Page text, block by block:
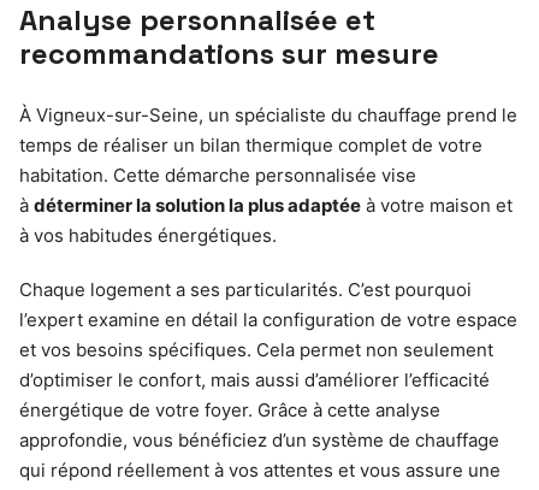
Analyse personnalisée et
recommandations sur mesure
À Vigneux-sur-Seine, un spécialiste du chauffage prend le
temps de réaliser un bilan thermique complet de votre
habitation. Cette démarche personnalisée vise
à déterminer la solution la plus adaptée à votre maison et
à vos habitudes énergétiques.
Chaque logement a ses particularités. C’est pourquoi
l’expert examine en détail la configuration de votre espace
et vos besoins spécifiques. Cela permet non seulement
d’optimiser le confort, mais aussi d’améliorer l’efficacité
énergétique de votre foyer. Grâce à cette analyse
approfondie, vous bénéficiez d’un système de chauffage
qui répond réellement à vos attentes et vous assure une